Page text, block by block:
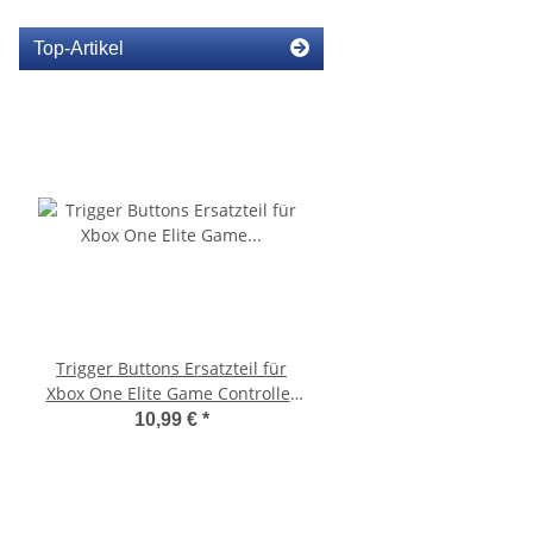
Top-Artikel
Trigger Buttons Ersatzteil für
Xbox One Elite Game Controller
Silber
10,99 € *